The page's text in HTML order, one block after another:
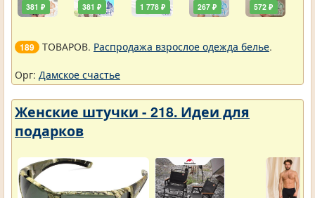
381 ₽ 381 ₽ 1 778 ₽ 267 ₽ 572 ₽
189 ТОВАРОВ. Распродажа взрослое одежда белье.
Орг: Дамское счастье
Женские штучки - 218. Идеи для
подарков